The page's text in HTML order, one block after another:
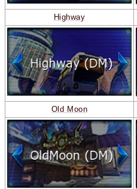
Highway
Old Moon